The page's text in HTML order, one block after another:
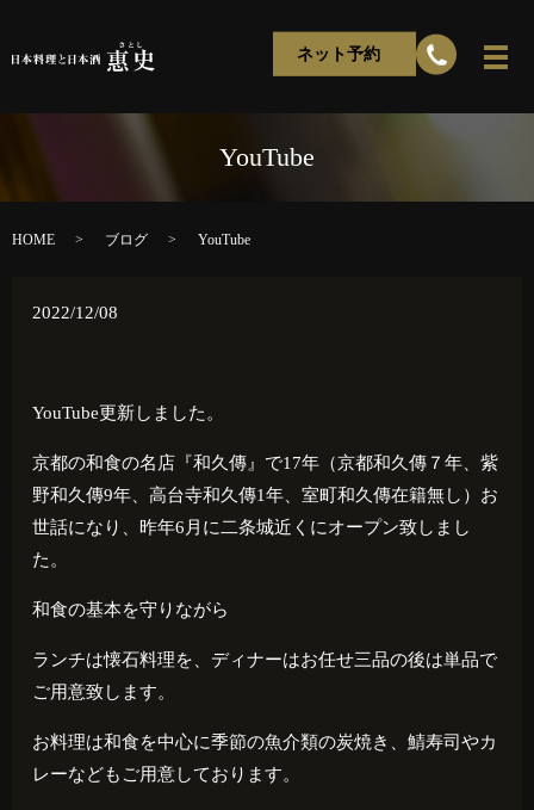
ネット予約
YouTube
HOME ブログ YouTube
2022/12/08
YouTube更新しました。
京都の和食の名店『和久傳』で17年（京都和久傳７年、紫
野和久傳9年、高台寺和久傳1年、室町和久傳在籍無し）お
世話になり、昨年6 月に二条城近くにオープン致しまし
た。
和食の基本を守りながら
ランチは懐石料理を、ディナーはお任せ三品の後は単品で
ご用意致します。
お料理は和食を中心に季節の魚介類の炭焼き、鯖寿司やカ
レーなどもご用意しております。